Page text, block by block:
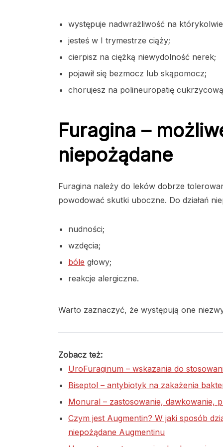
występuje nadwrażliwość na
jesteś w I trymestrze ciąży;
cierpisz na ciężką niewydolność nerek;
pojawił się bezmocz lub skąpomocz;
chorujesz na polineuropatię
Furagina –
niepożądane
Furagina należy do leków dobrze
powodować skutki uboczne. Do działań
nudności;
wzdęcia;
bóle głowy;
reakcje alergiczne.
Warto zaznaczyć, że występują one
Zobacz też:
UroFuraginum – wskazania do
Biseptol – antybiotyk na zakażenia
Monural – zastosowanie, dawkowanie,
Czym jest Augmentin? W jaki sposób
niepożądane Augmentinu